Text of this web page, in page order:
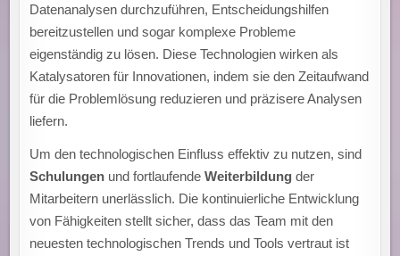
Datenanalysen durchzuführen, Entscheidungshilfen
bereitzustellen und sogar komplexe Probleme
eigenständig zu lösen. Diese Technologien wirken als
Katalysatoren für Innovationen, indem sie den Zeitaufwand
für die Problemlösung reduzieren und präzisere Analysen
liefern.
Um den technologischen Einfluss effektiv zu nutzen, sind
Schulungen und fortlaufendeWeiterbildung der
Mitarbeitern unerlässlich. Die kontinuierliche Entwicklung
von Fähigkeiten stellt sicher, dass das Team mit den
neuesten technologischen Trends und Tools vertraut ist